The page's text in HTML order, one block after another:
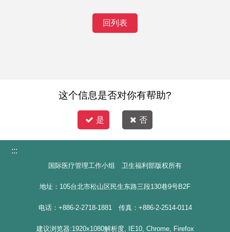
回列表
这个信息是否对你有帮助?
是 否
:::
国际医疗管理工作小组 卫生福利部版权所有
地址：105台北市松山区民生东路三段130巷9号B2F
电话：+886-2-2718-1881 传真：+886-2-2514-0114
建议浏览器:1920x1080解析度, IE10, Chrome, Firefox